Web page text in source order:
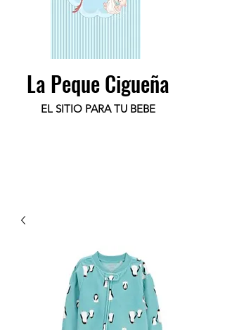
La Peque Cigueña
EL SITIO PARA TU BEBE